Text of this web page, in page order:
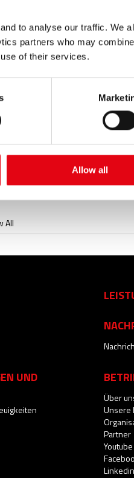
to analyse our traffic. We
partners who may
of their services.
Allow all
Was
Oversize ist ein
nichtrostendem
Durchmessern
Pressfittings
dedizierte
wofür hohe
All
UND
Über
Unsere
Partner
Linkedin